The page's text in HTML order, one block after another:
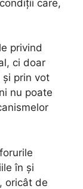
care,
privind
ci doar
prin vot
nu poate
în și
oricât de